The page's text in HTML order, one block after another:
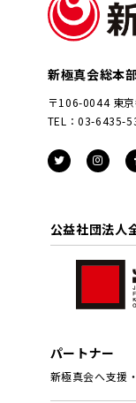
新極真会総本
〒106-0044 東
TEL：03-6435-
公益社団法人
パートナー
新極真会へ支援